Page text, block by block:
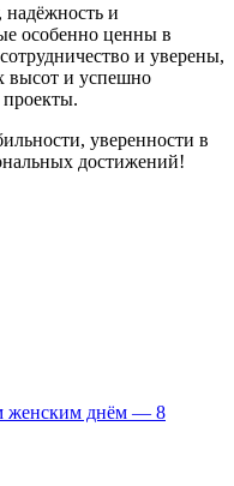
надёжность и
особенно ценны в
и уверены,
высот и успешно
уверенности в
достижений!
женским днём — 8